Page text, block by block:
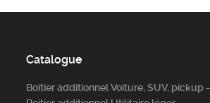
Catalogue
Boitier additionnel Voiture, SUV, pickup -